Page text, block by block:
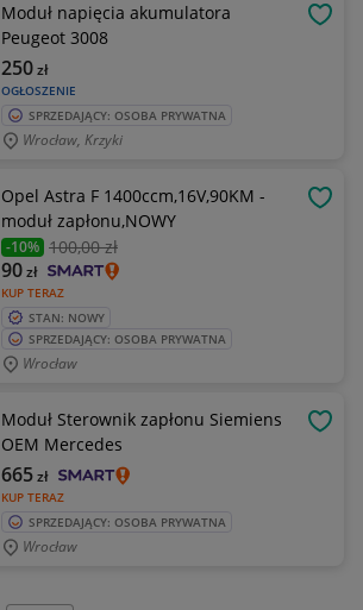
Moduł napięcia akumulatora
Peugeot 3008
OGŁOSZENIE
250zł
SPRZEDAJĄCY: OSOBA PRYWATNA
Wrocław, Krzyki
Opel Astra F 1400ccm,16V,90KM -
moduł zapłonu,NOWY
-10% 100,00 zł
KUP TERAZ
90zł
STAN: NOWY
SPRZEDAJĄCY: OSOBA PRYWATNA
Wrocław
Moduł Sterownik zapłonu Siemiens
OEM Mercedes
KUP TERAZ
665zł
SPRZEDAJĄCY: OSOBA PRYWATNA
Wrocław